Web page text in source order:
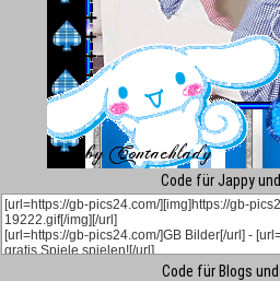
Code für Jappy und
Code für Blogs und